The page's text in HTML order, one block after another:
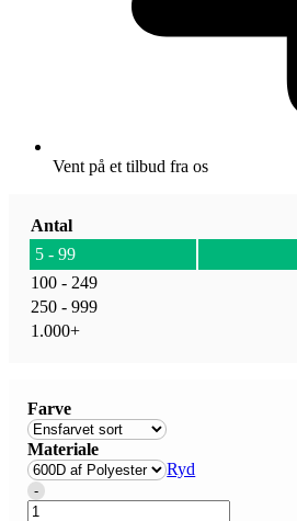
Vent på et tilbud fra os
Antal
5 - 99
100 - 249
250 - 999
1.000+
Farve
Materiale
Ryd
Quantity
-